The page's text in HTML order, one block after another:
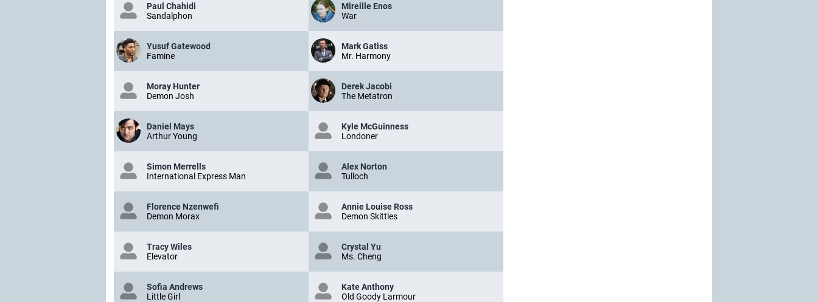
Paul Chahidi
Sandalphon
Mireille Enos
War
Yusuf Gatewood
Famine
Mark Gatiss
Mr. Harmony
Moray Hunter
Demon Josh
Derek Jacobi
The Metatron
Daniel Mays
Arthur Young
Kyle McGuinness
Londoner
Simon Merrells
International Express Man
Alex Norton
Tulloch
Florence Nzenwefi
Demon Morax
Annie Louise Ross
Demon Skittles
Tracy Wiles
Elevator
Crystal Yu
Ms. Cheng
Sofia Andrews
Little Girl
Kate Anthony
Old Goody Larmour